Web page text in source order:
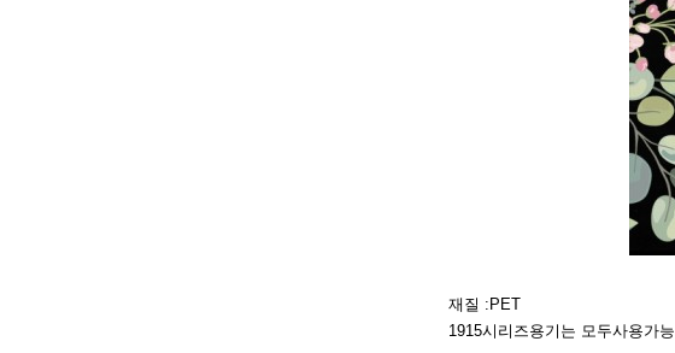
재질 :PET
1915시리즈용기는 모두사용가능